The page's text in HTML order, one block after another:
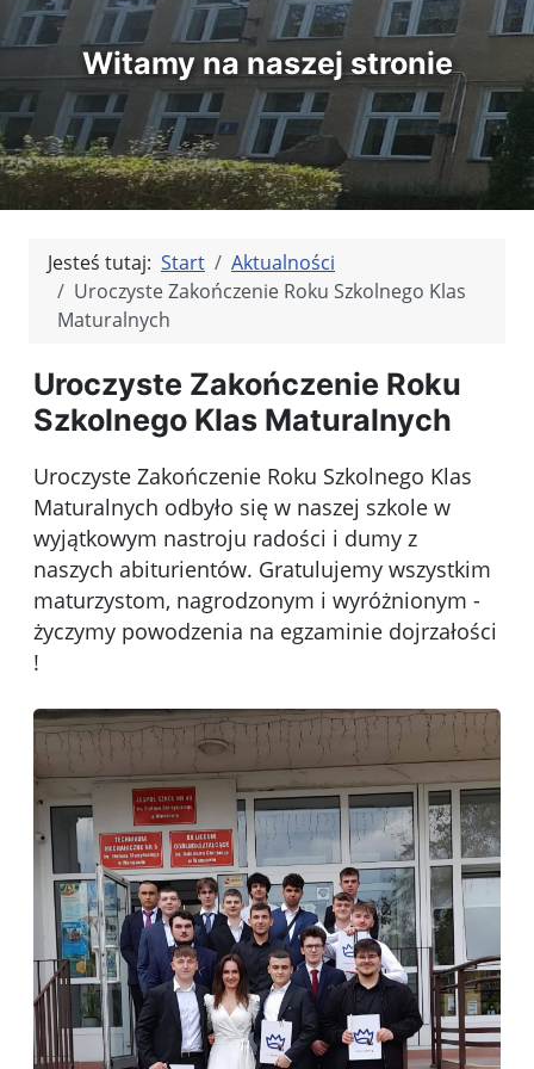
Witamy na naszej stronie
Jesteś tutaj: Start
Aktualności
Uroczyste Zakończenie Roku Szkolnego Klas
Maturalnych
Uroczyste Zakończenie Roku
Szkolnego Klas Maturalnych
Uroczyste Zakończenie Roku Szkolnego Klas
Maturalnych odbyło się w naszej szkole w
wyjątkowym nastroju radości i dumy z
naszych abiturientów. Gratulujemy wszystkim
maturzystom, nagrodzonym i wyróżnionym -
życzymy powodzenia na egzaminie dojrzałości
!